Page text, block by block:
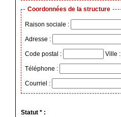
Coordonnées de la structure
Raison sociale :
Adresse :
Code postal : Ville :
Téléphone :
Courriel :
Statut * :